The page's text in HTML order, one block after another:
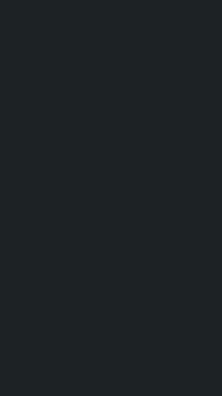
यो मध्ये १
आवेदन
आवेदन
सानिमा
जसले